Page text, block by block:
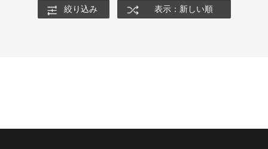
絞り込み 表示：新しい順